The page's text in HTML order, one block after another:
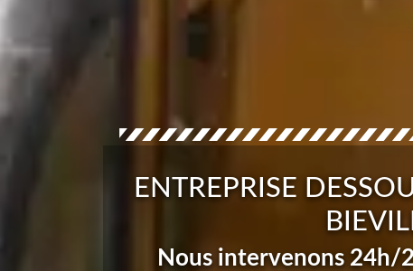
ENTREPRISE
Nous intervenons 24h/